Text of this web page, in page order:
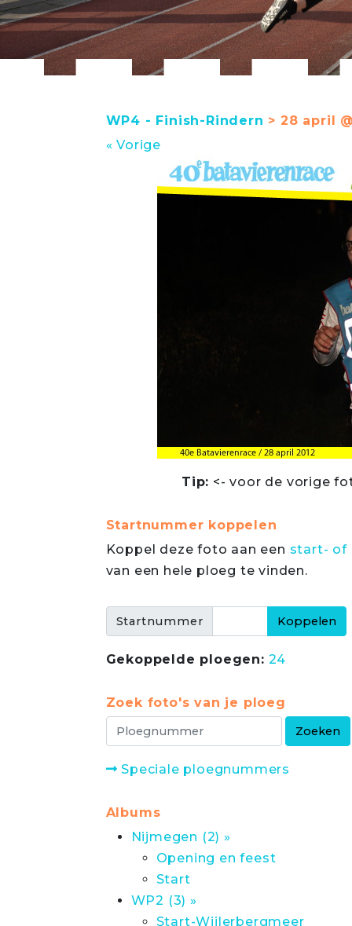
WP4 - Finish-Rindern > 28 april
« Vorige
Tip: <- voor de vorige
Startnummer koppelen
Koppel deze foto aan een start- of
van een hele ploeg te vinden.
Startnummer
Gekoppelde ploegen: 24
Zoek foto's van je ploeg
Speciale ploegnummers
Albums
Nijmegen (2) »
Opening en feest
Start
WP2 (3) »
Start-Wijlerbergmeer